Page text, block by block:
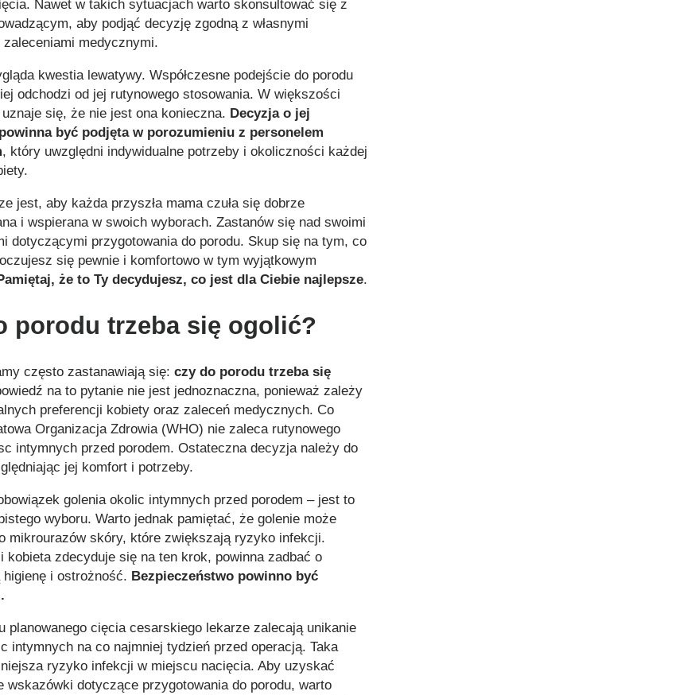
Nawet w takich sytuacjach warto skonsultować się z
aby podjąć decyzję zgodną z własnymi
zaleceniami medycznymi.
kwestia lewatywy. Współczesne podejście do porodu
odchodzi od jej rutynowego stosowania. W większości
się, że nie jest ona konieczna. Decyzja o jej
być podjęta w porozumieniu z personelem
, który uwzględni indywidualne potrzeby i okoliczności każdej
jest, aby każda przyszła mama czuła się dobrze
i wspierana w swoich wyborach. Zastanów się nad swoimi
dotyczącymi przygotowania do porodu. Skup się na tym, co
się pewnie i komfortowo w tym wyjątkowym
że to Ty decydujesz, co jest dla Ciebie najlepsze.
porodu trzeba się ogolić?
często zastanawiają się: czy do porodu trzeba się
na to pytanie nie jest jednoznaczna, ponieważ zależy
preferencji kobiety oraz zaleceń medycznych. Co
Organizacja Zdrowia (WHO) nie zaleca rutynowego
intymnych przed porodem. Ostateczna decyzja należy do
jej komfort i potrzeby.
golenia okolic intymnych przed porodem – jest to
wyboru. Warto jednak pamiętać, że golenie może
mikrourazów skóry, które zwiększają ryzyko infekcji.
kobieta zdecyduje się na ten krok, powinna zadbać o
higienę i ostrożność. Bezpieczeństwo powinno być
planowanego cięcia cesarskiego lekarze zalecają unikanie
intymnych na co najmniej tydzień przed operacją. Taka
ryzyko infekcji w miejscu nacięcia. Aby uzyskać
wskazówki dotyczące przygotowania do porodu, warto